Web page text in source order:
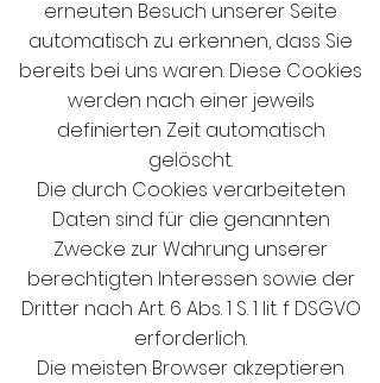
erneuten Besuch unserer Seite
automatisch zu erkennen, dass Sie
bereits bei uns waren. Diese Cookies
werden nach einer jeweils
definierten Zeit automatisch
gelöscht.
Die durch Cookies verarbeiteten
Daten sind für die genannten
Zwecke zur Wahrung unserer
berechtigten Interessen sowie der
Dritter nach Art. 6 Abs. 1 S. 1 lit. f DSGVO
erforderlich.
Die meisten Browser akzeptieren